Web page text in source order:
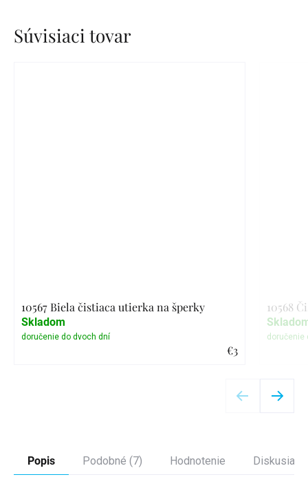
Súvisiaci tovar
10567 Biela čistiaca utierka na šperky
€3
Skladom
10568
Popis Podobné (7) Hodnotenie Diskusia